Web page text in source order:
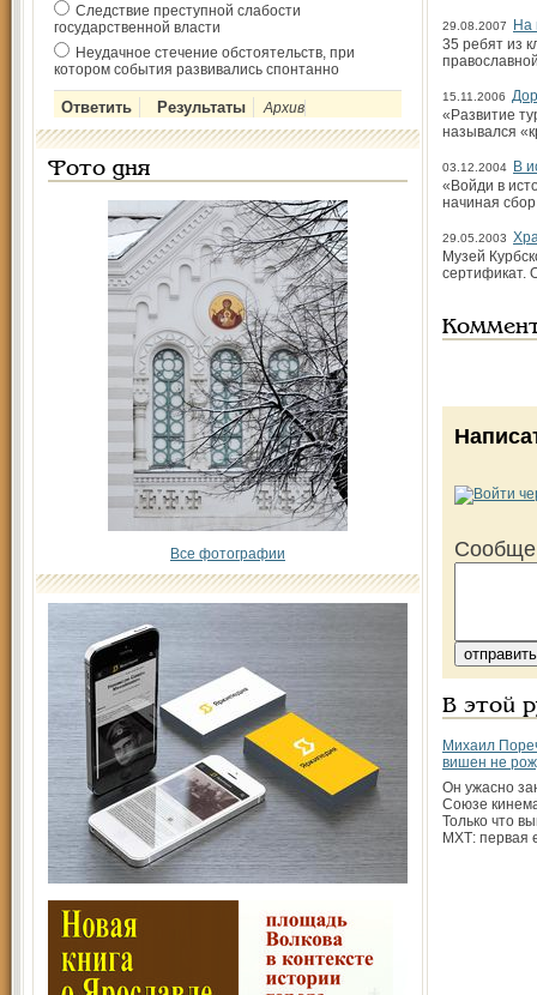
Следствие преступной слабости
государственной власти
Неудачное стечение обстоятельств, при
котором события развивались спонтанно
Архив
Фото дня
Все фотографии
29.08.2007
На
35 ребят из
15.11.2006
«Развитие
назывался
03.12.2004
В
«Войди в
начиная
29.05.2003
Музей
сертификат.
В этой
Михаил
вишен не
Он ужасно
Союзе
Только что
МХТ: первая